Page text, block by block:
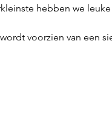
hebben we
voorzien van een